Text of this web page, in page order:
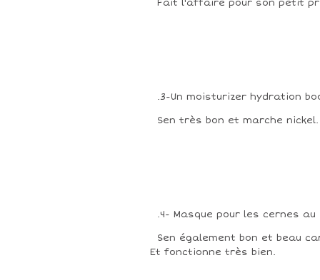
Fait l'affaire pour son petit
.3-Un moisturizer hydration
Sen très bon et marche nickel.
.4- Masque pour les cernes
Sen également bon et beau
Et fonctionne très bien.